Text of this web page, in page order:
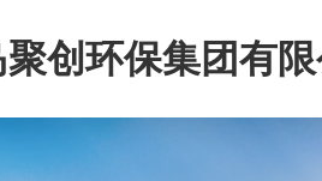
创环保集团有